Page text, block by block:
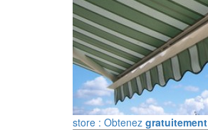
store : Obtenez gratuitement